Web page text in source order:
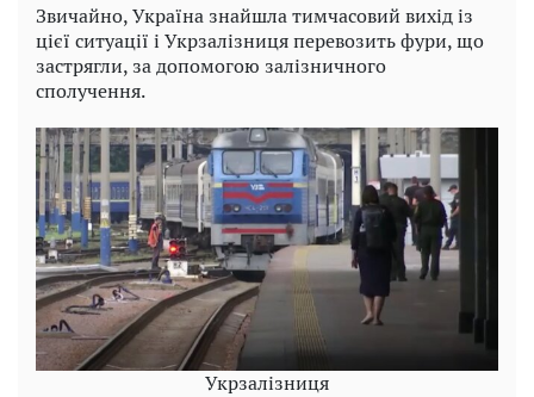
Звичайно, Україна знайшла тимчасовий вихід із
цієї ситуації і Укрзалізниця перевозить фури, що
застрягли, за допомогою залізничного
сполучення.
Укрзалізниця